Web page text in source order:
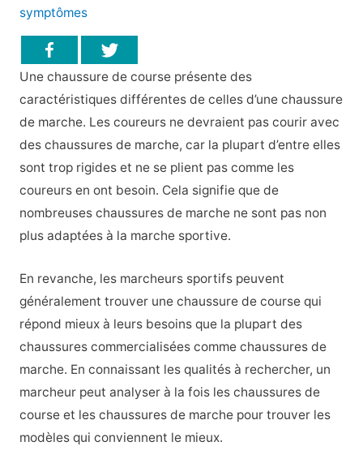
symptômes
Une chaussure de course présente des
caractéristiques différentes de celles d’une chaussure
de marche. Les coureurs ne devraient pas courir avec
des chaussures de marche, car la plupart d’entre elles
sont trop rigides et ne se plient pas comme les
coureurs en ont besoin. Cela signifie que de
nombreuses chaussures de marche ne sont pas non
plus adaptées à la marche sportive.
En revanche, les marcheurs sportifs peuvent
généralement trouver une chaussure de course qui
répond mieux à leurs besoins que la plupart des
chaussures commercialisées comme chaussures de
marche. En connaissant les qualités à rechercher, un
marcheur peut analyser à la fois les chaussures de
course et les chaussures de marche pour trouver les
modèles qui conviennent le mieux.